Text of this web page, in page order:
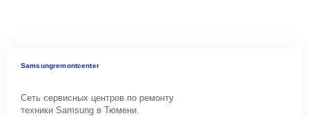
Samsungremontcenter
Сеть сервисных центров по ремонту
техники Samsung в Тюмени.